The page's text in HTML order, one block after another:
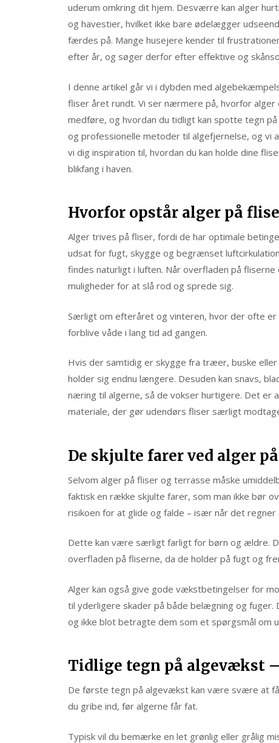
uderum omkring dit hjem. Desværre kan alger
og havestier, hvilket ikke bare ødelægger
færdes på. Mange husejere kender til
efter år, og søger derfor efter effektive og
I denne artikel går vi i dybden med
fliser året rundt. Vi ser nærmere på, hvorfor
medføre, og hvordan du tidligt kan spotte tegn
og professionelle metoder til algefjernelse, og vi
vi dig inspiration til, hvordan du kan holde dine
blikfang i haven.
Hvorfor opstår alger på
Alger trives på fliser, fordi de har optimale
udsat for fugt, skygge og begrænset
findes naturligt i luften. Når overfladen på
muligheder for at slå rod og sprede sig.
Særligt om efteråret og vinteren, hvor der ofte
forblive våde i lang tid ad gangen.
Hvis der samtidig er skygge fra træer, buske
holder sig endnu længere. Desuden kan snavs,
næring til algerne, så de vokser hurtigere. Det er
materiale, der gør udendørs fliser særligt
De skjulte farer ved alger
Selvom alger på fliser og terrasse måske
faktisk en række skjulte farer, som man ikke bør
risikoen for at glide og falde – især når det
Dette kan være særligt farligt for børn og ældre.
overfladen på fliserne, da de holder på fugt og
Alger kan også give gode vækstbetingelser for
til yderligere skader på både belægning og
og ikke blot betragte dem som et spørgsmål om
Tidlige tegn på algevækst
De første tegn på algevækst kan være svære at
du gribe ind, før algerne får fat.
Typisk vil du bemærke en let grønlig eller grålig